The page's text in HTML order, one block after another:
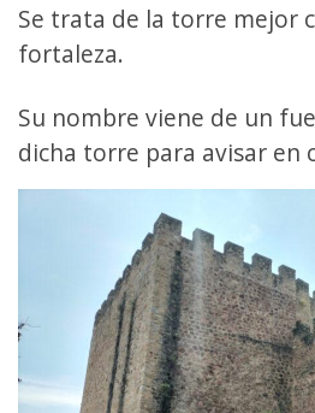
Se trata de la torre mejor
fortaleza.
Su nombre viene de un
dicha torre para avisar en